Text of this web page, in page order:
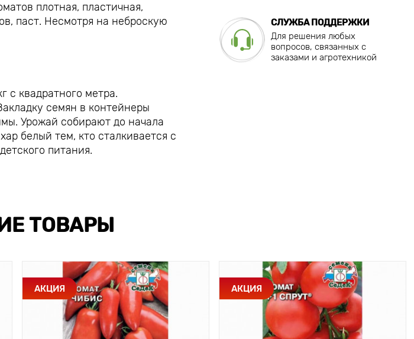
плотная, пластичная,
паст. Несмотря на неброскую
с квадратного метра.
семян в контейнеры
Урожай собирают до начала
белый тем, кто сталкивается с
питания.
СЛУЖБА ПОДДЕРЖКИ
Для решения любых
вопросов, связанных с
заказами и агротехникой
ТОВАРЫ
АКЦИЯ АКЦИЯ